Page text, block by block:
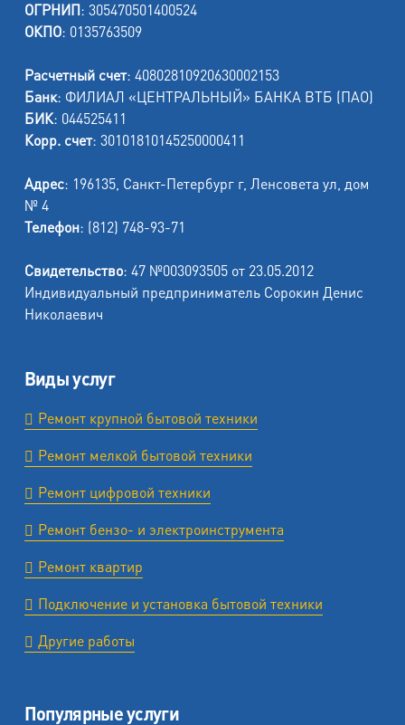
ОГРНИП: 305470501400524
ОКПО: 0135763509
Расчетный счет: 40802810920630002153
Банк: ФИЛИАЛ «ЦЕНТРАЛЬНЫЙ» БАНКА ВТБ (ПАО)
БИК: 044525411
Корр. счет: 30101810145250000411
Адрес: 196135, Санкт-Петербург г, Ленсовета ул, дом
№ 4
Телефон: (812) 748-93-71
Свидетельство: 47 №003093505 от 23.05.2012
Индивидуальный предприниматель Сорокин Денис
Николаевич
Виды услуг
Ремонт крупной бытовой техники
Ремонт мелкой бытовой техники
Ремонт цифровой техники
Ремонт бензо- и электроинструмента
Ремонт квартир
Подключение и установка бытовой техники
Другие работы
Популярные услуги